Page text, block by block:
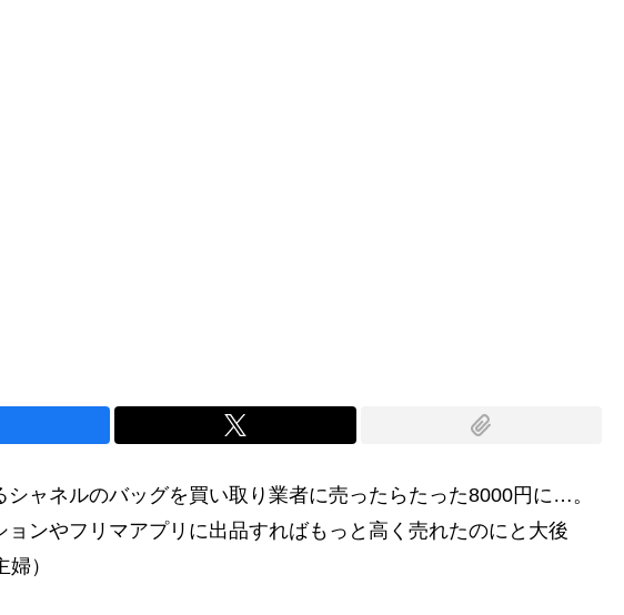
シャネルのバッグを買い取り業者に売ったらたった8000円に…。
ョンやフリマアプリに出品すればもっと高く売れたのにと大後
）